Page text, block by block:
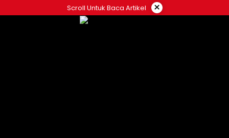
ke
Scroll Untuk Baca Artikel ×